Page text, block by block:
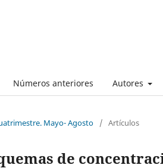
Números anteriores Autores
Mayo- Agosto / Artículos
de